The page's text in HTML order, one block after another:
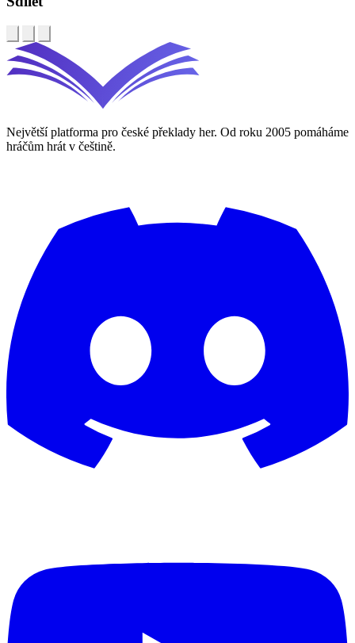
Největší platforma pro české překlady her. Od roku 2005 pomáháme
hráčům hrát v češtině.